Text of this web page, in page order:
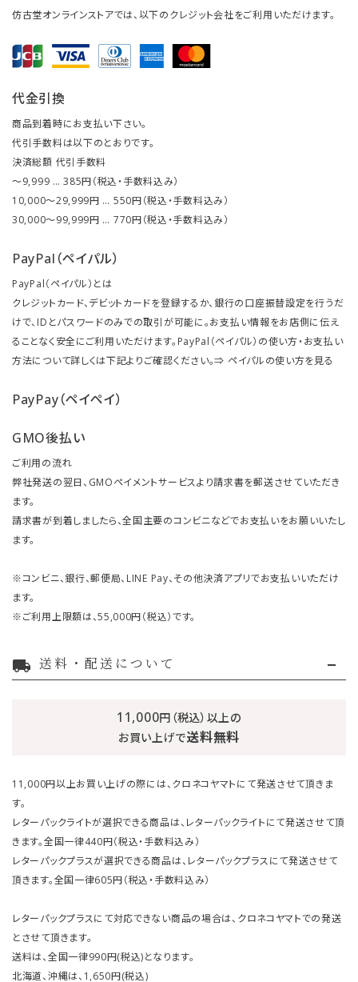
仿古堂オンラインストアでは、以下のクレジット会社をご利用いただけます。
代金引換
商品到着時にお支払い下さい。
代引手数料は以下のとおりです。
決済総額 代引手数料
～9,999 … 385円（税込・手数料込み）
10,000～29,999円 … 550円（税込・手数料込み）
30,000～99,999円 … 770円（税込・手数料込み）
PayPal（ペイパル）
PayPal（ペイパル）とは
クレジットカード、デビットカードを登録するか、銀行の口座振替設定を行うだ
けで、IDとパスワードのみでの取引が可能に。お支払い情報をお店側に伝え
ることなく安全にご利用いただけます。PayPal（ペイパル）の使い方・お支払い
方法について詳しくは下記よりご確認ください。⇒ ペイパルの使い方を見る
PayPay（ペイペイ）
GMO後払い
ご利用の流れ
弊社発送の翌日、GMOペイメントサービスより請求書を郵送させていただき
ます。
請求書が到着しましたら、全国主要のコンビニなどでお支払いをお願いいたし
ます。
※コンビニ、銀行、郵便局、LINE Pay、その他決済アプリでお支払いいただけ
ます。
※ご利用上限額は、55,000円（税込）です。
local_shipping 送料・配送について
11,000円（税込）以上の
お買い上げで送料無料
11,000円以上お買い上げの際には、クロネコヤマトにて発送させて頂きま
す。
レターパックライトが選択できる商品は、レターパックライトにて発送させて頂
きます。全国一律440円（税込・手数料込み）
レターパックプラスが選択できる商品は、レターパックプラスにて発送させて
頂きます。全国一律605円（税込・手数料込み）
レターパックプラスにて対応できない商品の場合は、クロネコヤマトでの発送
とさせて頂きます。
送料は、全国一律990円(税込)となります。
北海道、沖縄は、1,650円(税込)